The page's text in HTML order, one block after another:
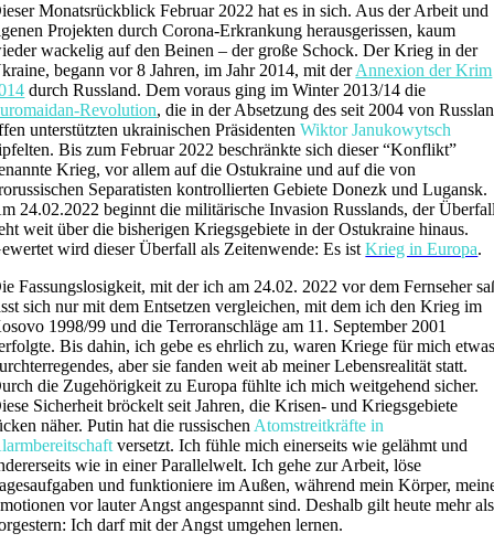
Monatsrückblick Februar 2022 hat es in sich. Aus der Arbeit und
Projekten durch Corona-Erkrankung herausgerissen, kaum
wackelig auf den Beinen – der große Schock. Der Krieg in der
begann vor 8 Jahren, im Jahr 2014, mit derAnnexion der Krim
durch Russland. Dem voraus ging im Winter 2013/14 die
Revolution, die in der Absetzung des seit 2004 von
unterstützten ukrainischen PräsidentenWiktor Janukowytsch
Bis zum Februar 2022 beschränkte sich dieser “Konflikt”
Krieg, vor allem auf die Ostukraine und auf die von
Separatisten kontrollierten Gebiete Donezk und Lugansk.
24.02.2022 beginnt die militärische Invasion Russlands, der
weit über die bisherigen Kriegsgebiete in der Ostukraine hinaus.
wird dieser Überfall als Zeitenwende: Es istKrieg in Europa.
Fassungslosigkeit, mit der ich am 24.02. 2022 vor dem Fernseher
sich nur mit dem Entsetzen vergleichen, mit dem ich den Krieg im
1998/99 und die Terroranschläge am 11. September 2001
Bis dahin, ich gebe es ehrlich zu, waren Kriege für mich
aber sie fanden weit ab meiner Lebensrealität statt.
die Zugehörigkeit zu Europa fühlte ich mich weitgehend sicher.
Sicherheit bröckelt seit Jahren, die Krisen- und Kriegsgebiete
näher. Putin hat die russischen Atomstreitkräfte in
versetzt. Ich fühle mich einerseits wie gelähmt und
wie in einer Parallelwelt. Ich gehe zur Arbeit, löse
und funktioniere im Außen, während mein Körper,
vor lauter Angst angespannt sind. Deshalb gilt heute mehr als
Ich darf mit der Angst umgehen lernen.